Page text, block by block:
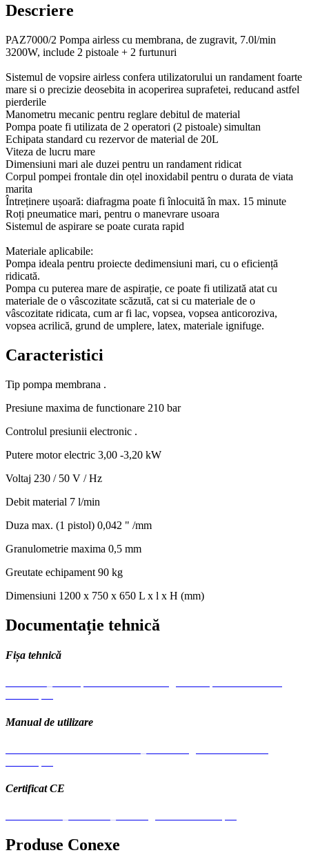
Descriere
PAZ7000/2 Pompa airless cu membrana, de zugravit, 7.0l/min
3200W, include 2 pistoale + 2 furtunuri
Sistemul de vopsire airless confera utilizatorului un randament foarte
mare si o precizie deosebita in acoperirea suprafetei, reducand astfel
pierderile
Manometru mecanic pentru reglare debitul de material
Pompa poate fi utilizata de 2 operatori (2 pistoale) simultan
Echipata standard cu rezervor de material de 20L
Viteza de lucru mare
Dimensiuni mari ale duzei pentru un randament ridicat
Corpul pompei frontale din oțel inoxidabil pentru o durata de viata
marita
Întreținere ușoară: diafragma poate fi înlocuită în max. 15 minute
Roți pneumatice mari, pentru o manevrare usoara
Sistemul de aspirare se poate curata rapid
Materiale aplicabile:
Pompa ideala pentru proiecte dedimensiuni mari, cu o eficiență
ridicată.
Pompa cu puterea mare de aspirație, ce poate fi utilizată atat cu
materiale de o vâscozitate scăzută, cat si cu materiale de o
vâscozitate ridicata, cum ar fi lac, vopsea, vopsea anticoroziva,
vopsea acrilică, grund de umplere, latex, materiale ignifuge.
Caracteristici
Tip pompa membrana .
Presiune maxima de functionare 210 bar
Controlul presiunii electronic .
Putere motor electric 3,00 -3,20 kW
Voltaj 230 / 50 V / Hz
Debit material 7 l/min
Duza max. (1 pistol) 0,042 " /mm
Granulometrie maxima 0,5 mm
Greutate echipament 90 kg
Dimensiuni 1200 x 750 x 650 L x l x H (mm)
Documentație tehnică
Fișa tehnică
Manual de utilizare
Certificat CE
Produse Conexe